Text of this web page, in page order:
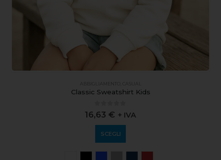
ABBIGLIAMENTO CASUAL
Classic Sweatshirt Kids
0out of 5
16,63 € + IVA
SCEGLI